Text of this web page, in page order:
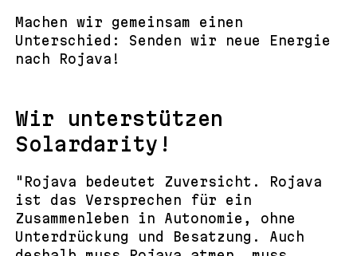
Machen wir gemeinsam einen
Unterschied: Senden wir neue Energie
nach Rojava!
Wir unterstützen
Solardarity!
"Rojava bedeutet Zuversicht. Rojava
ist das Versprechen für ein
Zusammenleben in Autonomie, ohne
Unterdrückung und Besatzung. Auch